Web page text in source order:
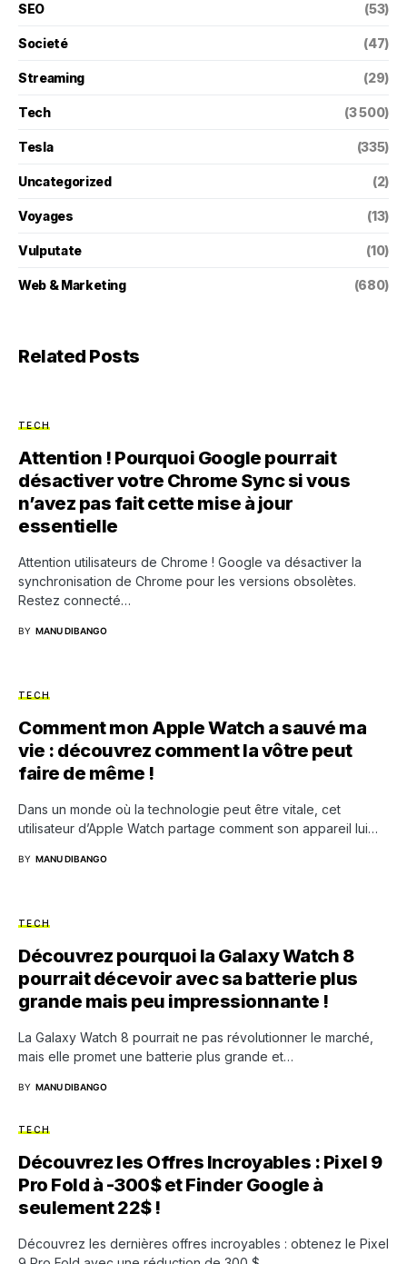
SEO (53)
Societé (47)
Streaming (29)
Tech (3 500)
Tesla (335)
Uncategorized (2)
Voyages (13)
Vulputate (10)
Web & Marketing (680)
Related Posts
TECH
Attention ! Pourquoi Google pourrait
désactiver votre Chrome Sync si vous
n’avez pas fait cette mise à jour
essentielle
Attention utilisateurs de Chrome ! Google va désactiver la
synchronisation de Chrome pour les versions obsolètes.
Restez connecté…
BY MANU DIBANGO
TECH
Comment mon Apple Watch a sauvé ma
vie : découvrez comment la vôtre peut
faire de même !
Dans un monde où la technologie peut être vitale, cet
utilisateur d’Apple Watch partage comment son appareil lui…
BY MANU DIBANGO
TECH
Découvrez pourquoi la Galaxy Watch 8
pourrait décevoir avec sa batterie plus
grande mais peu impressionnante !
La Galaxy Watch 8 pourrait ne pas révolutionner le marché,
mais elle promet une batterie plus grande et…
BY MANU DIBANGO
TECH
Découvrez les Offres Incroyables : Pixel 9
Pro Fold à -300$ et Finder Google à
seulement 22$ !
Découvrez les dernières offres incroyables : obtenez le Pixel